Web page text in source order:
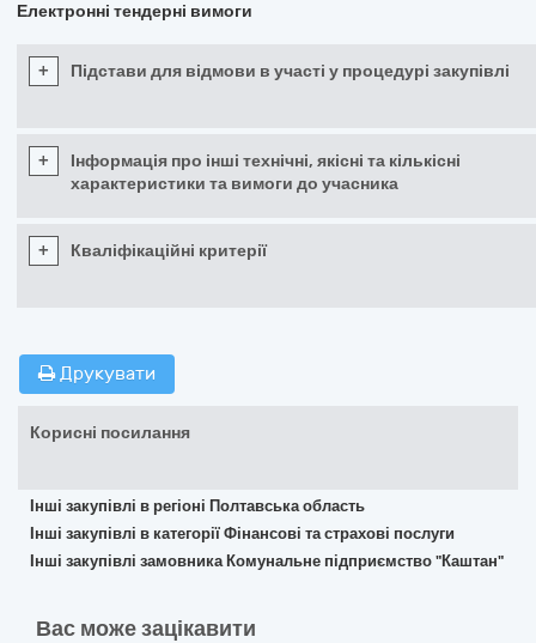
Електронні тендерні вимоги
+ Підстави для відмови в участі у процедурі закупівлі
+
Інформація про інші технічні, якісні та кількісні
характеристики та вимоги до учасника
+ Кваліфікаційні критерії
Друкувати
Корисні посилання
Інші закупівлі в регіоні Полтавська область
Інші закупівлі в категорії Фінансові та страхові послуги
Інші закупівлі замовника Комунальне підприємство "Каштан"
Вас може зацікавити